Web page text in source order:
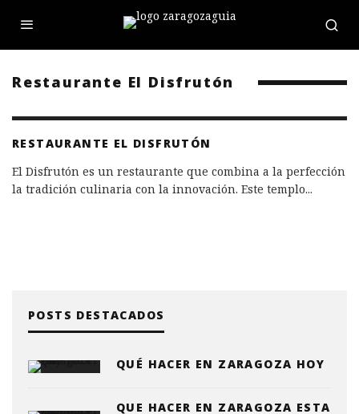
Restaurante El Disfrutón
RESTAURANTE EL DISFRUTÓN
El Disfrutón es un restaurante que combina a la perfección
la tradición culinaria con la innovación. Este templo...
POSTS DESTACADOS
QUÉ HACER EN ZARAGOZA HOY
QUE HACER EN ZARAGOZA ESTA